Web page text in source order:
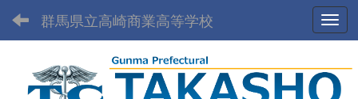
群馬県立高崎商業高等学校